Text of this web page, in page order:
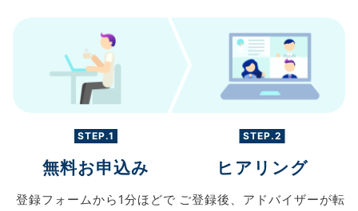
STEP.1
無料お申込み
登録フォームから 1分ほどで
STEP.2
ヒアリング
ご登録後、 アドバイザーが転